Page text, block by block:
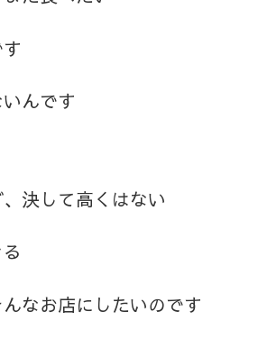
んです
決して高くはない
なお店にしたいのです